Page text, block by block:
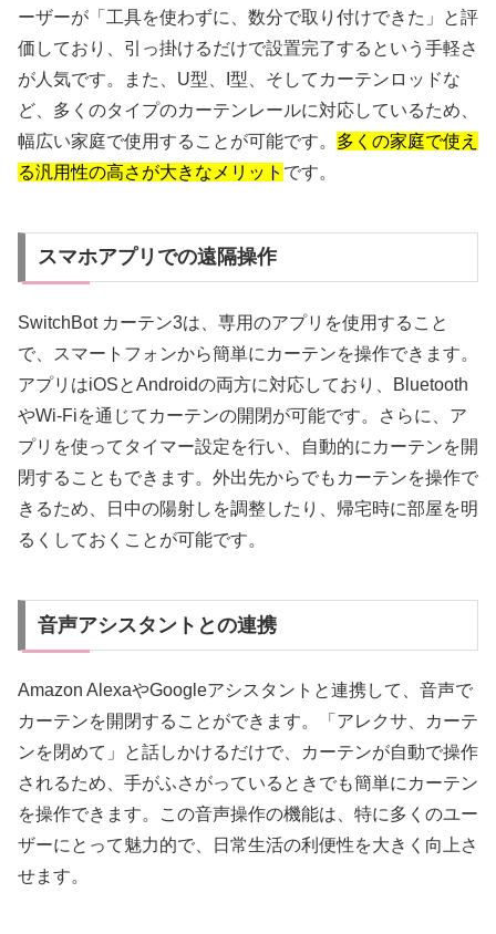
ーザーが「工具を使わずに、数分で取り付けできた」と評
価しており、引っ掛けるだけで設置完了するという手軽さ
が人気です。また、U型、I型、そしてカーテンロッドな
ど、多くのタイプのカーテンレールに対応しているため、
幅広い家庭で使用することが可能です。 多くの家庭で使え
る汎用性の高さが大きなメリット です。
スマホアプリでの遠隔操作
SwitchBot カーテン3は、専用のアプリを使用すること
で、スマートフォンから簡単にカーテンを操作できます。
アプリはiOSとAndroidの両方に対応しており、Bluetooth
やWi-Fiを通じてカーテンの開閉が可能です。さらに、ア
プリを使ってタイマー設定を行い、自動的にカーテンを開
閉することもできます。外出先からでもカーテンを操作で
きるため、日中の陽射しを調整したり、帰宅時に部屋を明
るくしておくことが可能です。
音声アシスタントとの連携
Amazon AlexaやGoogleアシスタントと連携して、音声で
カーテンを開閉することができます。「アレクサ、カーテ
ンを閉めて」と話しかけるだけで、カーテンが自動で操作
されるため、手がふさがっているときでも簡単にカーテン
を操作できます。この音声操作の機能は、特に多くのユー
ザーにとって魅力的で、日常生活の利便性を大きく向上さ
せます。